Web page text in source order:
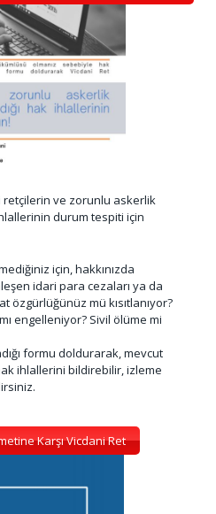
retçilerin ve zorunlu askerlik
durum tespiti için
için, hakkınızda
idari para cezaları ya da
özgürlüğünüz mü kısıtlanıyor?
engelleniyor? Sivil ölüme mi
formu doldurarak, mevcut
ihlallerini bildirebilir, izleme
Karşı Vicdani Ret